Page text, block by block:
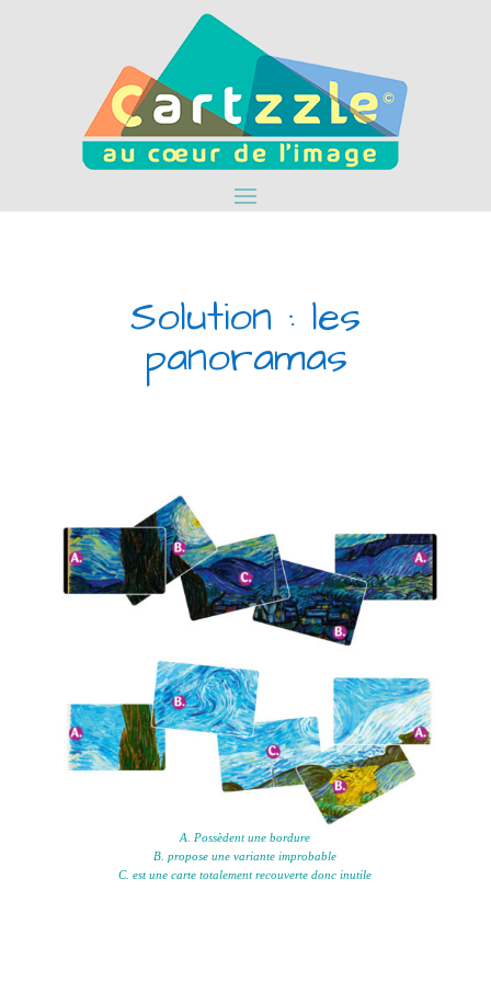
Solution : les
panoramas
A. Possèdent une bordure
B. propose une variante improbable
C. est une carte totalement recouverte donc inutile